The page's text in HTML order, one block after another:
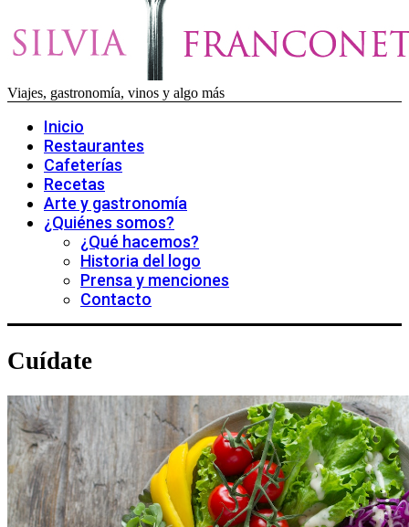
Viajes, gastronomía, vinos y algo más
Inicio
Restaurantes
Cafeterías
Recetas
Arte y gastronomía
¿Quiénes somos?
¿Qué hacemos?
Historia del logo
Prensa y menciones
Contacto
Cuídate